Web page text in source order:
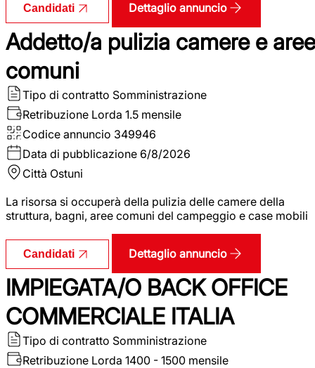
Candidati Dettaglio annuncio
Addetto/a pulizia camere e aree
comuni
Tipo di contratto Somministrazione
Retribuzione Lorda 1.5 mensile
Codice annuncio 349946
Data di pubblicazione 6/8/2026
Città Ostuni
La risorsa si occuperà della pulizia delle camere della
struttura, bagni, aree comuni del campeggio e case mobili
Candidati Dettaglio annuncio
IMPIEGATA/O BACK OFFICE
COMMERCIALE ITALIA
Tipo di contratto Somministrazione
Retribuzione Lorda 1400 - 1500 mensile